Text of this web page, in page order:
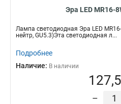
Эра LED MR16-
Лампа светодиодная Эра LED
нейтр, GU5.3)Эта светодиодная л...
Подробнее
Наличие: В наличии
–